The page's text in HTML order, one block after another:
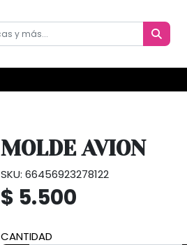
MOLDE AVION
SKU: 66456923278122
$ 5.500
CANTIDAD